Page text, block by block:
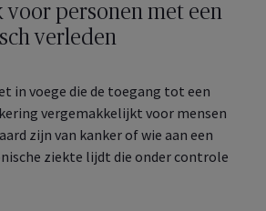
voor personen met een
verleden
in voege die de toegang tot een
vergemakkelijkt voor mensen
zijn van kanker of wie aan een
ziekte lijdt die onder controle